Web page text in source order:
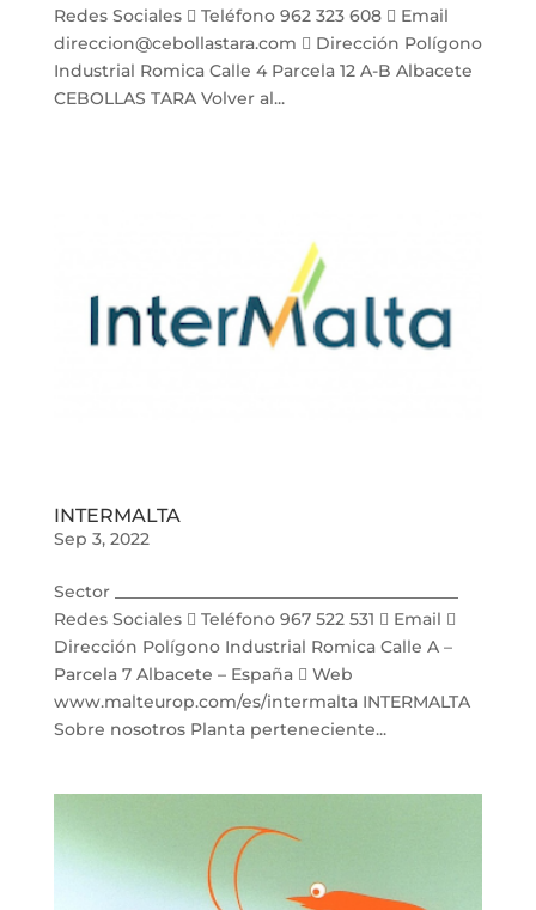
Redes Sociales  Teléfono 962 323 608  Email
direccion@cebollastara.com  Dirección Polígono
Industrial Romica Calle 4 Parcela 12 A-B Albacete
CEBOLLAS TARA Volver al...
INTERMALTA
Sep 3, 2022
Sector _________________________________________
Redes Sociales  Teléfono 967 522 531  Email 
Dirección Polígono Industrial Romica Calle A –
Parcela 7 Albacete – España  Web
www.malteurop.com/es/intermalta INTERMALTA
Sobre nosotros Planta perteneciente...